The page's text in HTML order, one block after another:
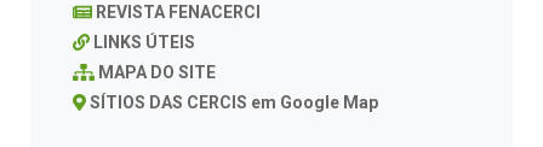
REVISTA FENACERCI
LINKS ÚTEIS
MAPA DO SITE
SÍTIOS DAS CERCIS em Google Map